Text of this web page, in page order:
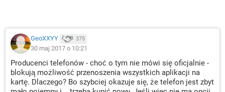
GeoXXYY 375
30 maj 2017 o 10:21
Producenci telefonów - choć o tym nie mówi się oficjalnie -
blokują możliwość przenoszenia wszystkich aplikacji na
kartę. Dlaczego? Bo szybciej okazuje się, że telefon jest zbyt